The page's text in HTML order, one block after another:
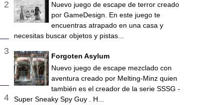
Nuevo juego de escape de terror creado
por GameDesign. En este juego te
encuentras atrapado en una casa y
necesitas buscar objetos y pistas...
Forgoten Asylum
Nuevo juego de escape mezclado con
aventura creado por Melting-Minz quien
también es el creador de la serie SSSG -
Super Sneaky Spy Guy . H...